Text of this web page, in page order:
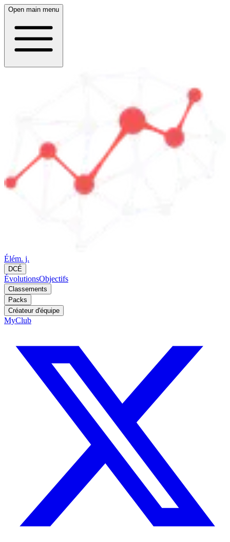
Open main menu
Élém. j.
DCÉ
ÉvolutionsObjectifs
Classements
Packs
Créateur d'équipe
MyClub